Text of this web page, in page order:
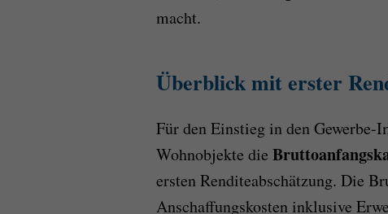
macht.
Überblick mit erster
Für den Einstieg in den
Wohnobjekte die
ersten Renditeabschätzung. Die
Anschaffungskosten inklusive